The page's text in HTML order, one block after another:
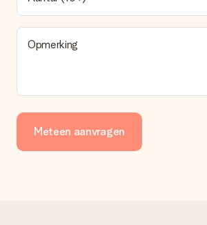
Opmerking
Meteen aanvragen